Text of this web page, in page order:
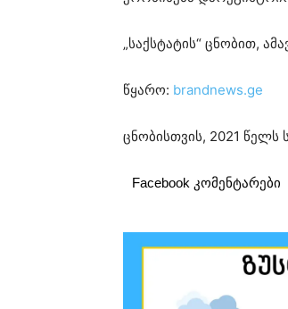
„საქსტატის“ ცნობით,
წყარო: brandnews.ge
ცნობისთვის, 2021 წელს
Facebook კომენტარები